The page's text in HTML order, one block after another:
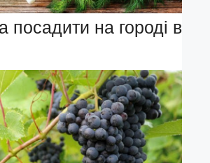
на городі в